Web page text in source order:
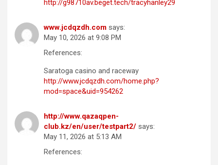
http://g98710av.beget.tech/tracyhanley29
www.jcdqzdh.com says:
May 10, 2026 at 9:08 PM
References:
Saratoga casino and raceway
http://www.jcdqzdh.com/home.php?
mod=space&uid=954262
http://www.qazaqpen-
club.kz/en/user/testpart2/ says:
May 11, 2026 at 5:13 AM
References: